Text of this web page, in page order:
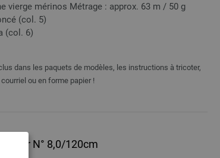
vierge mérinos Métrage : approx. 63 m / 50 g
(col. 5)
(col. 6)
dans les paquets de modèles, les instructions à tricoter,
ou en forme papier !
N° 8,0/120cm